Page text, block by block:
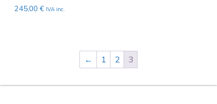
245,00 € IVA inc.
← 1 2 3